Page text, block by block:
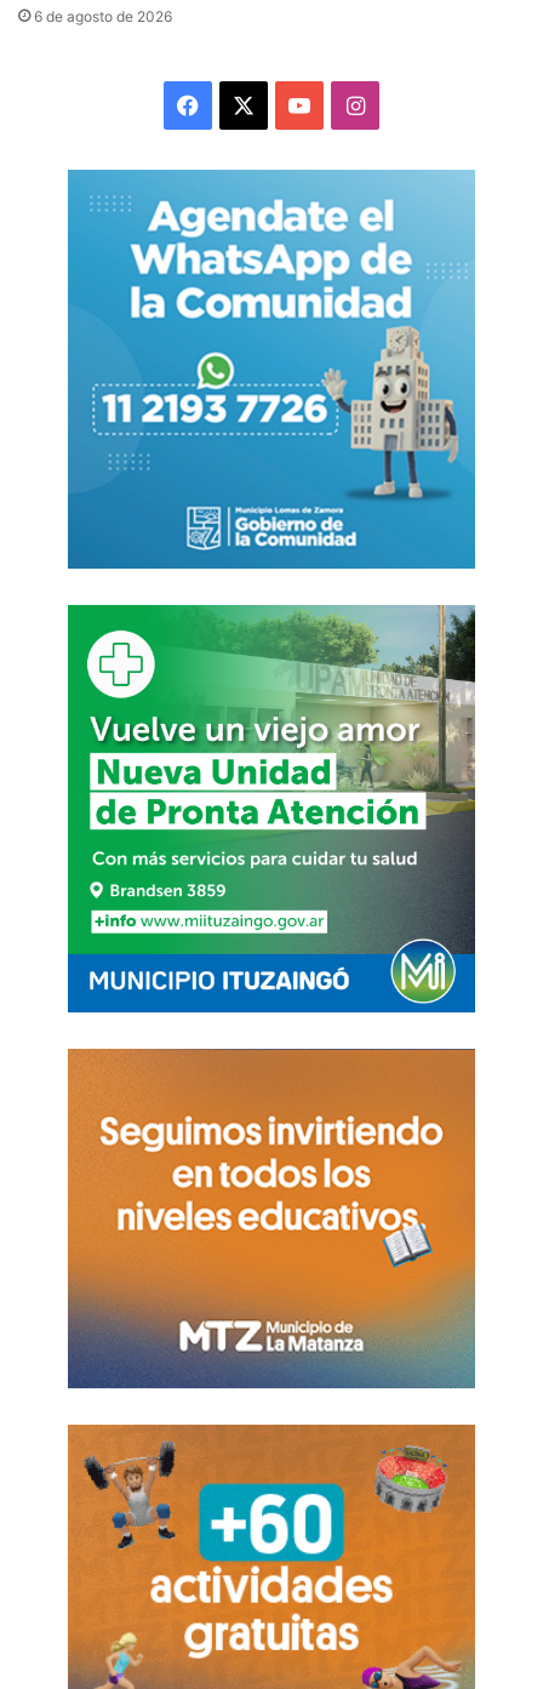
Este corrimiento no es sólo cultural, también es
internacional fue sustituido por un entramado
difuso de intereses globales que condicionan
control democrático. No hay conspiraciones
cinematográficas, sino algo mucho más eficaz:
lobbies persistentes, presiones financieras y
decisiones tomadas en mesas donde la
Argentina ofrece un laboratorio perfecto ya que
en cada crisis repite el mismo guión: cuando hay
ganancias, se privatizan; cuando hay pérdidas,
se socializan; el empresario acumula y el
trabajador paga la cuenta.
función no tiene lugar ni acceso a una vida digna
y mucho menos cuando estos están atados a las
personas y no a las propuestas o programas.
Todos saben que los privilegios los tienen los que
están bajo el amparo del Estado. Y el Estado de
hoy lo configura un presidente sin estructura con
una estructura que tiene un presidente.
Mientras la oposición solo se limita a hacer
revisionismo forense en vez de hacer un
diagnóstico real y concreto sobre lo que
acontece, se empecina en trabajar sobre lo que
aquellos políticos (demagogos asalariados) que
ejercen la logomaquia (hablan sin definir nada).
De igual forma, gran parte del sindicalismo en
vez de proyectarse sobre la rica historia y gloria
que posee en la Argentina desplaza a esta por
estos nuevos gurúes.
PATRÓN DEL RESCATE ETERNO Y EL DESPIDO
SEGURO
Javier Madanes Quintanilla ilustra esta lógica con
precisión quirúrgica. Dueño de Fate y Aluar, su
expansión estuvo históricamente atada a
decisiones estatales. En los años ochenta, la
estatización de deudas privadas por más de
doscientos millones de dólares trasladó al
conjunto de la sociedad costos que nunca
6 de agosto de 2026
Facebook YouTubeInstagram